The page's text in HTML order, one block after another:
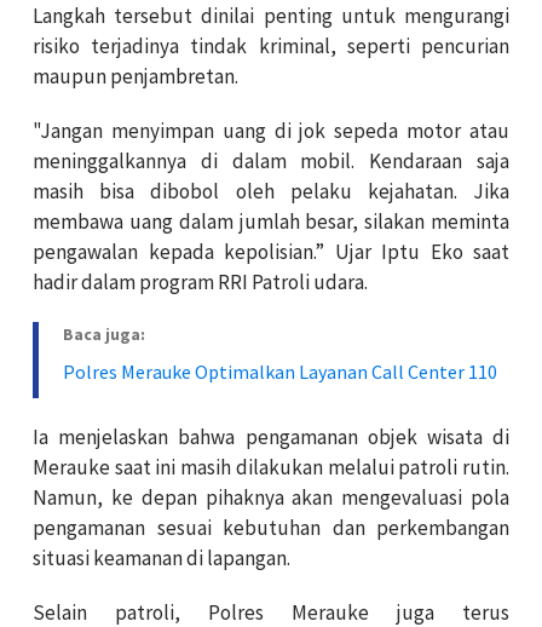
Langkah tersebut dinilai penting untuk mengurangi
risiko terjadinya tindak kriminal, seperti pencurian
maupun penjambretan.
"Jangan menyimpan uang di jok sepeda motor atau
meninggalkannya di dalam mobil. Kendaraan saja
masih bisa dibobol oleh pelaku kejahatan. Jika
membawa uang dalam jumlah besar, silakan meminta
pengawalan kepada kepolisian.” Ujar Iptu Eko saat
hadir dalam program RRI Patroli udara.
Baca juga:
Polres Merauke Optimalkan Layanan Call Center 110
Ia menjelaskan bahwa pengamanan objek wisata di
Merauke saat ini masih dilakukan melalui patroli rutin.
Namun, ke depan pihaknya akan mengevaluasi pola
pengamanan sesuai kebutuhan dan perkembangan
situasi keamanan di lapangan.
Selain patroli, Polres Merauke juga terus